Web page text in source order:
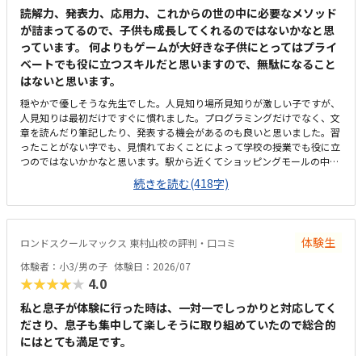
読解力、発表力、応用力、これからの世の中に必要なメソッド
が詰まってるので、子供も成長してくれるのではないかなと思
っています。 何よりもゲームが大好きな子供にとってはプライ
ベートでも役に立つスキルだと思いますので、無駄になること
はないと思います。
穏やかで優しそうな先生でした。人見知り場所見知りが激しい子ですが、
人見知りは最初だけですぐに慣れました。プログラミングだけでなく、文
章を読んだり筆記したり、発表する機会があるのも良いと思いました。習
ったことがない字でも、見慣れておくことによって学校の授業でも役に立
つのではないかかなと思います。駅から近くてショッピングモールの中に
あるので便利です。車で来ても授業分の駐車券は付けてくれるそうです。
ドコモショップ内なので音が気になるかと思いましたが、扉を閉めればそ
んなに気になりませんでした。一面ガラスなので程よい解放感で授業の様
子が見れます。プログラミング教室としてはこれくらいかな、という印象
です。教材はマイクラなのでプライベートでも使えるからいいかな、と思
ってます。学校で使っているパソコンはタッチパネルタイプなので、キー
ボードは打てるかなと心配でしたが、すぐに慣れました。コマンド１つで
たくさん動物が出せるのがツボだったようです。
続きを読む(418字)
ロンドスクールマックス 東村山校の評判・口コミ 体験生
体験者：小3/男の子 体験日：2026/07
★★★★★ 4.0
私と息子が体験に行った時は、一対一でしっかりと対応してく
ださり、息子も集中して楽しそうに取り組めていたので総合的
にはとても満足です。